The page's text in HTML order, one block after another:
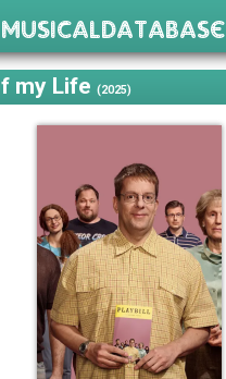
Musicaldatabase
my Life(2025)